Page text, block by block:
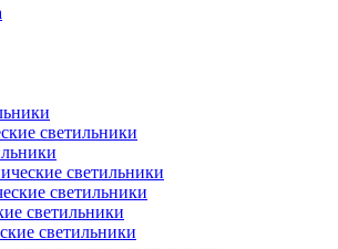
светильники
светильники
светильники
светильники
светильники